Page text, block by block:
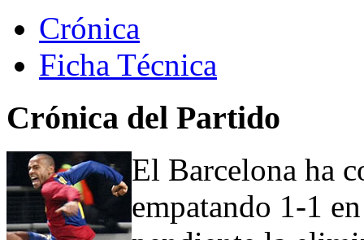
Crónica
Ficha Técnica
Crónica del Partido
El Barcelona ha
empatando 1-1